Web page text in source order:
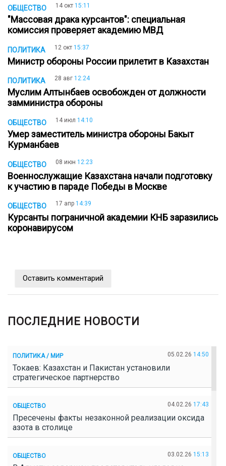
ОБЩЕСТВО 14 окт 15:11
"Массовая драка курсантов": специальная
комиссия проверяет академию МВД
ПОЛИТИКА 12 окт 15:37
Министр обороны России прилетит в Казахстан
ПОЛИТИКА 28 авг 12:24
Муслим Алтынбаев освобожден от должности
замминистра обороны
ОБЩЕСТВО 14 июл 14:10
Умер заместитель министра обороны Бакыт
Курманбаев
ОБЩЕСТВО 08 июн 12:23
Военнослужащие Казахстана начали подготовку
к участию в параде Победы в Москве
ОБЩЕСТВО 17 апр 14:39
Курсанты пограничной академии КНБ заразились
коронавирусом
Оставить комментарий
ПОСЛЕДНИЕ НОВОСТИ
ПОЛИТИКА / МИР 05.02.26 14:50
Токаев: Казахстан и Пакистан установили
стратегическое партнерство
ОБЩЕСТВО 04.02.26 17:43
Пресечены факты незаконной реализации оксида
азота в столице
ОБЩЕСТВО 03.02.26 15:13